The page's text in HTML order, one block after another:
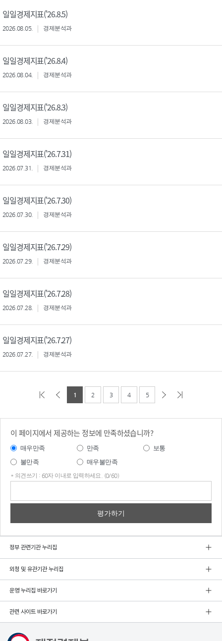
일일경제지표('26.8.5)
2026.08.05. 경제분석과
일일경제지표('26.8.4)
2026.08.04. 경제분석과
일일경제지표('26.8.3)
2026.08.03. 경제분석과
일일경제지표('26.7.31)
2026.07.31. 경제분석과
일일경제지표('26.7.30)
2026.07.30. 경제분석과
일일경제지표('26.7.29)
2026.07.29. 경제분석과
일일경제지표('26.7.28)
2026.07.28. 경제분석과
일일경제지표('26.7.27)
2026.07.27. 경제분석과
1 2 3 4 5
이 페이지에서 제공하는 정보에 만족하셨습니까?
매우만족 만족
보통
불만족
매우불만족
* 의견쓰기 : 60자 이내로 입력하세요. (0/60)
정부 관련기관 누리집
외청 및 유관기관 누리집
운영 누리집 바로가기
관련 사이트 바로가기